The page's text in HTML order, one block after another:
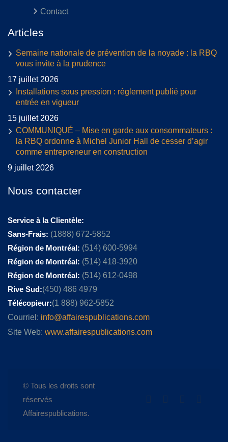
Contact
Articles
Semaine nationale de prévention de la noyade : la RBQ
vous invite à la prudence
17 juillet 2026
Installations sous pression : règlement publié pour
entrée en vigueur
15 juillet 2026
COMMUNIQUÉ – Mise en garde aux consommateurs :
la RBQ ordonne à Michel Junior Hall de cesser d’agir
comme entrepreneur en construction
9 juillet 2026
Nous contacter
Service à la Clientèle:
Sans-Frais: (1888) 672-5852
Région de Montréal: (514) 600-5994
Région de Montréal: (514) 418-3920
Région de Montréal: (514) 612-0498
Rive Sud:(450) 486 4979
Télécopieur:(1 888) 962-5852
Courriel: info@affairespublications.com
Site Web: www.affairespublications.com
© Tous les droits sont
réservés
Affairespublications.